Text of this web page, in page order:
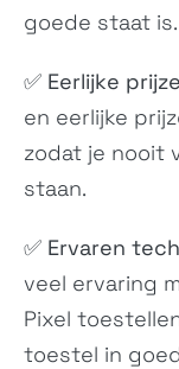
N/A
goede staat is.
✅ Eerlijke
en eerlijke
zodat je nooit
staan.
✅Ervaren
veel ervaring
Pixel
toestel in